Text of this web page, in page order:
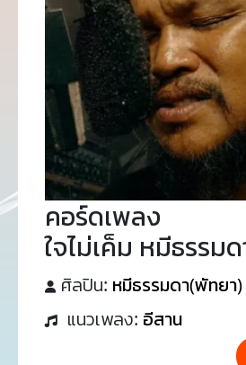
คอร์ดเพลง
ใจไม่เค็ม หมีธรรม
ศิลปิน: หมีธรรมดา(พัทยา)
แนวเพลง: อีสาน